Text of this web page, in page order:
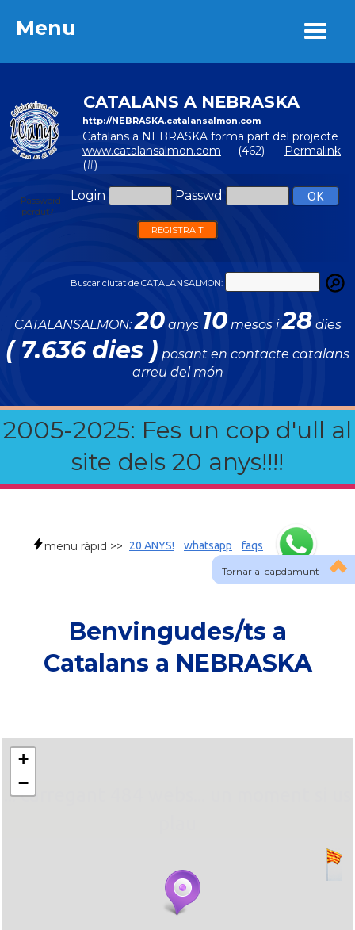
Menu
CATALANS A NEBRASKA
http://NEBRASKA.catalansalmon.com
Catalans a NEBRASKA forma part del projecte
www.catalansalmon.com - (462) - Permalink
(#)
Login Passwd
Password
perdut?
REGISTRA'T
Buscar ciutat de CATALANSALMON:
CATALANSALMON:20anys 10mesos i28 dies
( 7.636 dies ) posant en contacte catalans
arreu del món
2005-2025: Fes un cop d'ull al
site dels 20 anys!!!!
Menu
Tornar al capdamunt
menu ràpid >> 20 ANYS! whatsapp faqs
Benvingudes/ts a
Catalans a NEBRASKA
... carregant 484 webs... un moment si us
+
−